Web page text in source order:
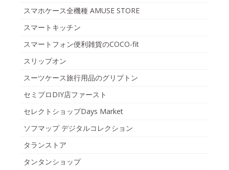
スマホケース全機種 AMUSE STORE
スマートキッチン
スマートフォン便利雑貨のCOCO-fit
スリップオン
スーツケース旅行用品のグリプトン
セミプロDIY店ファースト
セレクトショップDays Market
ソフマップ デジタルコレクション
タランストア
タンタンショップ